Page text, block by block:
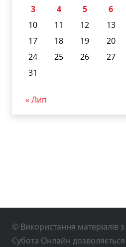
3
4 5 6
10
11 12 13
17
18 19 20
24
25 26 27
31
« Лип
© Використання матеріалів
Субота Онлайн